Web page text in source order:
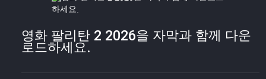
영화 팔리탄 2 2026을 자막과 함께 다운
로드하세요.